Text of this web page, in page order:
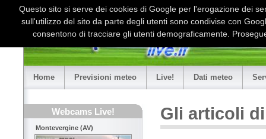
Home Previsioni meteo Live! Dati meteo
Webcams Live!
Montevergine (AV)
Gli articoli
Questo sito si serve dei cookies di Google per l'erogazione dei
sull'utilizzo del sito da parte degli utenti sono condivise con
consentono di tracciare gli utenti demograficamente.